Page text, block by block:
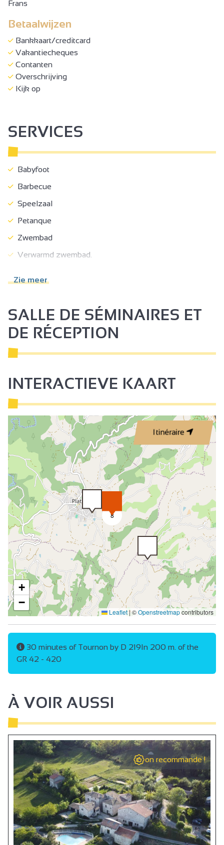
Frans
Betaalwijzen
Bankkaart/creditcard
Vakantiecheques
Contanten
Overschrijving
Kijk op
SERVICES
Babyfoot
Barbecue
Speelzaal
Petanque
Zwembad
Verwarmd zwembad.
Toeristische documentatie
Toeristeninformatie
Verhuur lakens
Bed 90 cm
Bed 140 cm
Magnetron
Koelkast
Keramische kookplaat
Collectieve wasmachine
gratis prive gebruik internet
Wifi Internet
Gemeenschappelijk sanitair
Zie meer
SALLE DE SÉMINAIRES ET
DE RÉCEPTION
INTERACTIEVE KAART
Itinéraire
8
+
−
Leaflet|©Openstreetmapcontributors
30 minutes of Tournon by D 219In 200 m. of the
GR 42 - 420
À VOIR AUSSI
on recommande !